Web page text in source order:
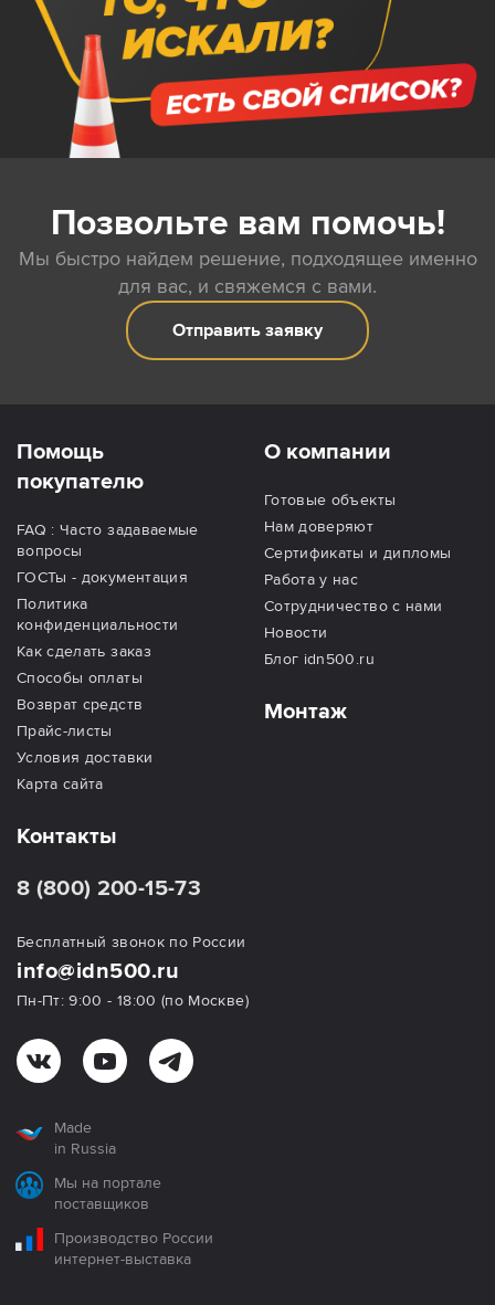
Позвольте вам помочь!
Мы быстро найдем решение, подходящее именно
для вас, и свяжемся с вами.
Отправить заявку
Помощь
покупателю
FAQ : Часто задаваемые
вопросы
ГОСТы - документация
Политика
конфиденциальности
Как сделать заказ
Способы оплаты
Возврат средств
Прайс-листы
Условия доставки
Карта сайта
О компании
Готовые объекты
Нам доверяют
Сертификаты и дипломы
Работа у нас
Сотрудничество с нами
Новости
Блог idn500.ru
Монтаж
Контакты
8 (800) 200-15-73
Бесплатный звонок по России
info@idn500.ru
Пн-Пт: 9:00 - 18:00 (по Москве)
Made
in Russia
Мы на портале
поставщиков
Производство России
интернет-выставка